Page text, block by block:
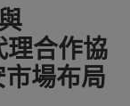
合作協
場布局